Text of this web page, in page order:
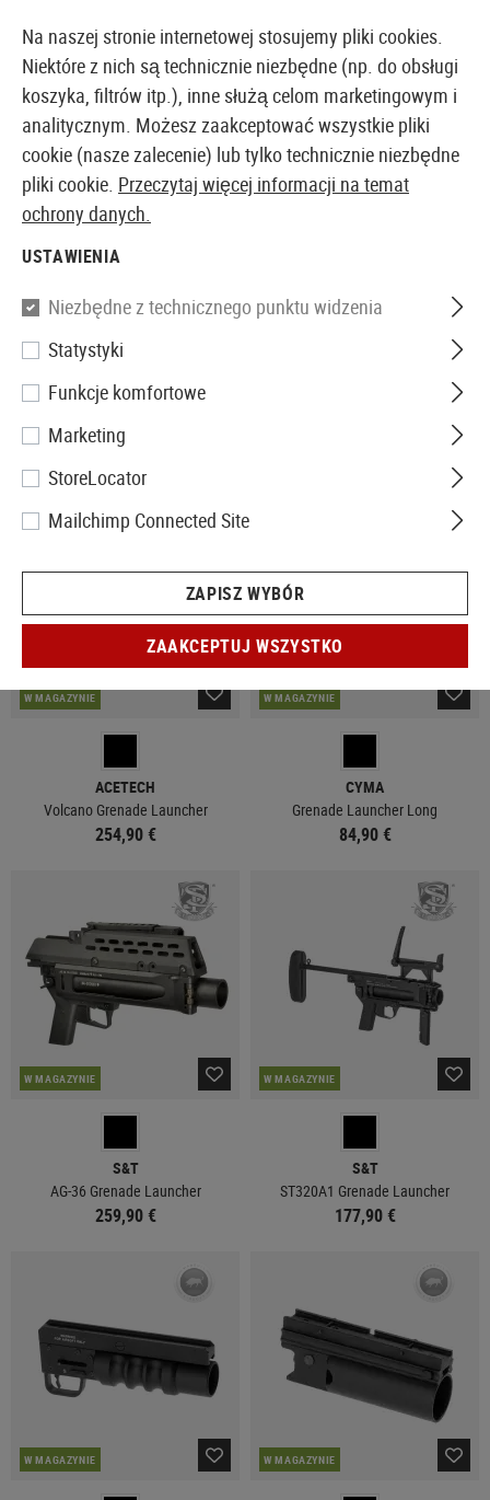
EUROPEJSKI AIRSOFT SKLEP I HURTOWNIA
Strona główna
17 Produkty
W MAGAZYNIE
ACETECH
Volcano Grenade Launcher
254,90 €
W MAGAZYNIE
CYMA
Grenade Launcher Long
84,90 €
W MAGAZYNIE
S&T
AG-36 Grenade Launcher
259,90 €
W MAGAZYNIE
S&T
ST320A1 Grenade Launcher
177,90 €
W MAGAZYNIE W MAGAZYNIE
Na naszej stronie internetowej stosujemy pliki cookies.
Niektóre z nich są technicznie niezbędne (np. do obsługi
koszyka, filtrów itp.), inne służą celom marketingowym i
analitycznym. Możesz zaakceptować wszystkie pliki
cookie (nasze zalecenie) lub tylko technicznie niezbędne
pliki cookie. Przeczytaj więcej informacji na temat
ochrony danych.
USTAWIENIA
Niezbędne z technicznego punktu widzenia
Statystyki
Funkcje komfortowe
Marketing
StoreLocator
Mailchimp Connected Site
ZAPISZ WYBÓR
ZAAKCEPTUJ WSZYSTKO